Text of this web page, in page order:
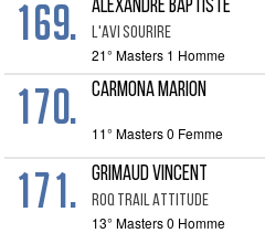
169. ALEXANDRE BAPTISTE
L'AVI SOURIRE
21° Masters 1 Homme
170. CARMONA MARION
11° Masters 0 Femme
171. GRIMAUD VINCENT
ROQ TRAIL ATTITUDE
13° Masters 0 Homme